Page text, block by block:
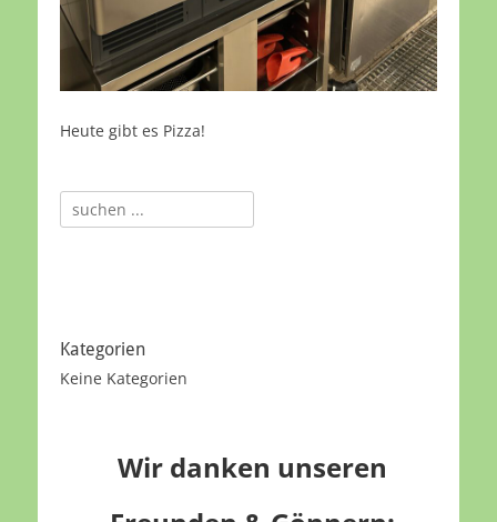
Heute gibt es Pizza!
Suche
nach:
Kategorien
Keine Kategorien
Wir danken unseren